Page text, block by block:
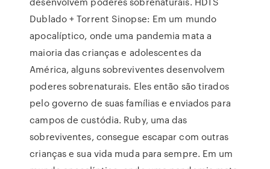
Dublado + Torrent Sinopse: Em um mundo
apocalíptico, onde uma pandemia mata a
maioria das crianças e adolescentes da
América, alguns sobreviventes desenvolvem
poderes sobrenaturais. Eles então são tirados
pelo governo de suas famílias e enviados para
campos de custódia. Ruby, uma das
sobreviventes, consegue escapar com outras
crianças e sua vida muda para sempre. Em um